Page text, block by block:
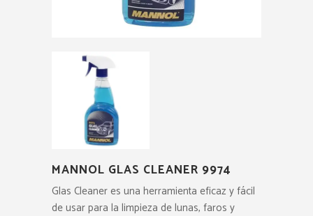
MANNOL GLAS CLEANER 9974
Glas Cleaner es una herramienta eficaz y fácil
de usar para la limpieza de lunas, faros y